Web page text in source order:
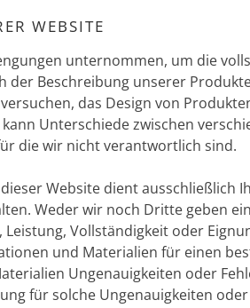
WEBSITE
unternommen, um die
der Beschreibung unserer
das Design von
Unterschiede zwischen
die wir nicht verantwortlich sind.
Website dient ausschließlich
Weder wir noch Dritte geben
Leistung, Vollständigkeit oder
und Materialien für einen
Ungenauigkeiten oder
für solche Ungenauigkeiten